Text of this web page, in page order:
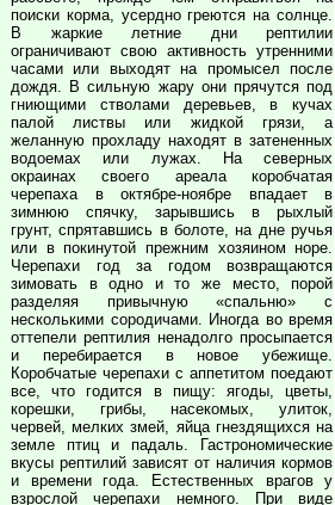
поиски корма, усердно греются на солнце.
В жаркие летние дни рептилии
ограничивают свою активность утренними
часами или выходят на промысел после
дождя. В сильную жару они прячутся под
гниющими стволами деревьев, в кучах
палой листвы или жидкой грязи, а
желанную прохладу находят в затененных
водоемах или лужах. На северных
окраинах своего ареала коробчатая
черепаха в октябре-ноябре впадает в
зимнюю спячку, зарывшись в рыхлый
грунт, спрятавшись в болоте, на дне ручья
или в покинутой прежним хозяином норе.
Черепахи год за годом возвращаются
зимовать в одно и то же место, порой
разделяя привычную «спальню» с
несколькими сородичами. Иногда во время
оттепели рептилия ненадолго просыпается
и перебирается в новое убежище.
Коробчатые черепахи с аппетитом поедают
все, что годится в пищу: ягоды, цветы,
корешки, грибы, насекомых, улиток,
червей, мелких змей, яйца гнездящихся на
земле птиц и падаль. Гастрономические
вкусы рептилий зависят от наличия кормов
и времени года. Естественных врагов у
взрослой черепахи немного. При виде